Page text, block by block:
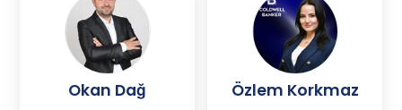
Okan Dağ Özlem Korkmaz